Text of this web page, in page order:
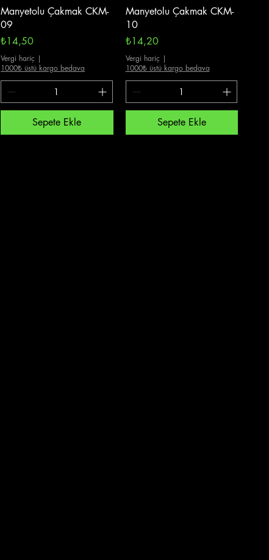
Hızlı Bakış
Manyetolu Çakmak CKM-
09
Fiyat
₺14,50
Vergi hariç |
1000₺ üstü kargo bedava
Sepete Ekle
Hızlı Bakış
Manyetolu Çakmak CKM-
10
Fiyat
₺14,20
Vergi hariç |
1000₺ üstü kargo bedava
Sepete Ekle